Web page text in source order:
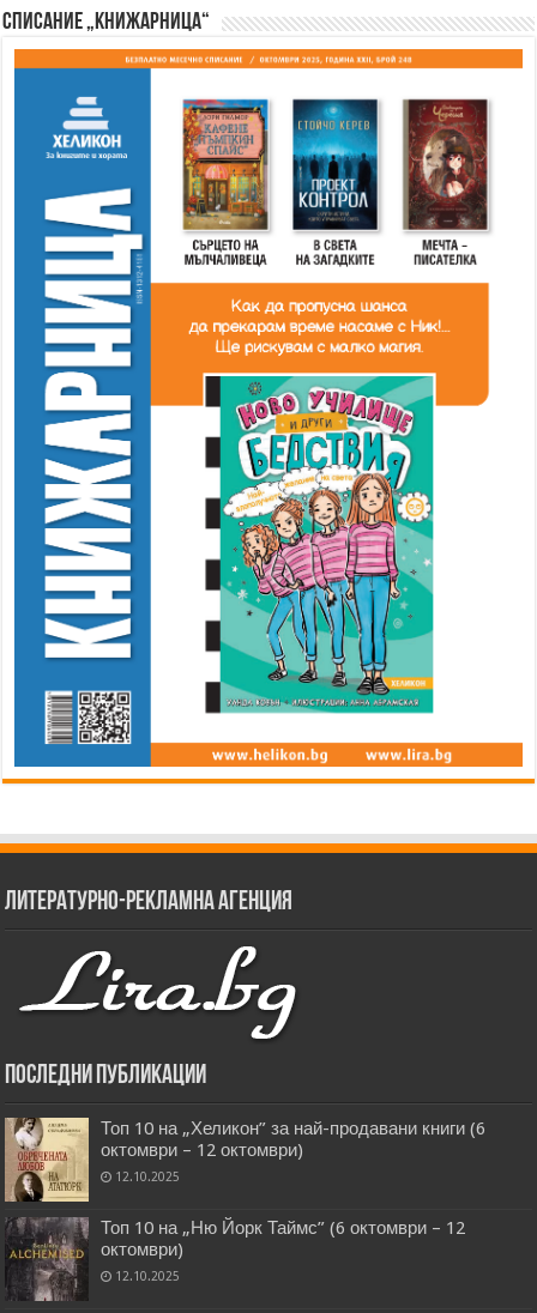
Списание „Книжарница“
Литературно-рекламна агенция
Последни публикации
Топ 10 на „Хеликон” за най-продавани книги (6
октомври – 12 октомври)
12.10.2025
Топ 10 на „Ню Йорк Таймс” (6 октомври – 12
октомври)
12.10.2025